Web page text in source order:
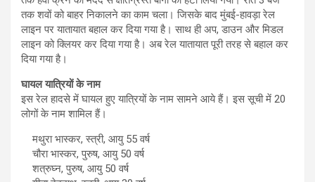
तक शवों को बाहर निकालने का काम चला। जिसके बाद मुंबई-हावड़ा रेल
लाइन पर यातायात बहाल कर दिया गया है। साथ ही अप, डाउन और मिडल
लाइन को क्लियर कर दिया गया है। अब रेल यातायात पूरी तरह से बहाल कर
दिया गया है।
घायल यात्रियों के नाम
इस रेल हादसे में घायल हुए यात्रियों के नाम सामने आये हैं। इस सूची में 20
लोगों के नाम शामिल हैं।
मथुरा भास्कर, स्त्री, आयु 55 वर्ष
चौरा भास्कर, पुरुष, आयु 50 वर्ष
शत्रुघ्न, पुरुष, आयु 50 वर्ष